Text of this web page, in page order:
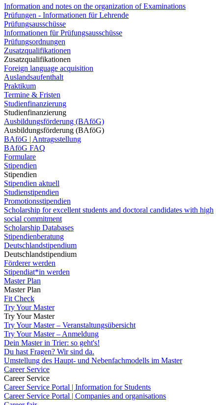
Information and notes on the organization of Examinations
Prüfungen - Informationen für Lehrende
Prüfungsausschüsse
Informationen für Prüfungsausschüsse
Prüfungsordnungen
Zusatzqualifikationen
Zusatzqualifikationen
Foreign language acquisition
Auslandsaufenthalt
Praktikum
Termine & Fristen
Studienfinanzierung
Studienfinanzierung
Ausbildungsförderung (BAföG)
Ausbildungsförderung (BAföG)
BAföG | Antragsstellung
BAföG FAQ
Formulare
Stipendien
Stipendien
Stipendien aktuell
Studienstipendien
Promotionsstipendien
Scholarship for excellent students and doctoral candidates with high
social commitment
Scholarship Databases
Stipendienberatung
Deutschlandstipendium
Deutschlandstipendium
Förderer werden
Stipendiat*in werden
Master Plan
Master Plan
Fit Check
Try Your Master
Try Your Master
Try Your Master – Veranstaltungsübersicht
Try Your Master – Anmeldung
Dein Master in Trier: so geht's!
Du hast Fragen? Wir sind da.
Umstellung des Haupt- und Nebenfachmodells im Master
Career Service
Career Service
Career Service Portal | Information for Students
Career Service Portal | Companies and organisations